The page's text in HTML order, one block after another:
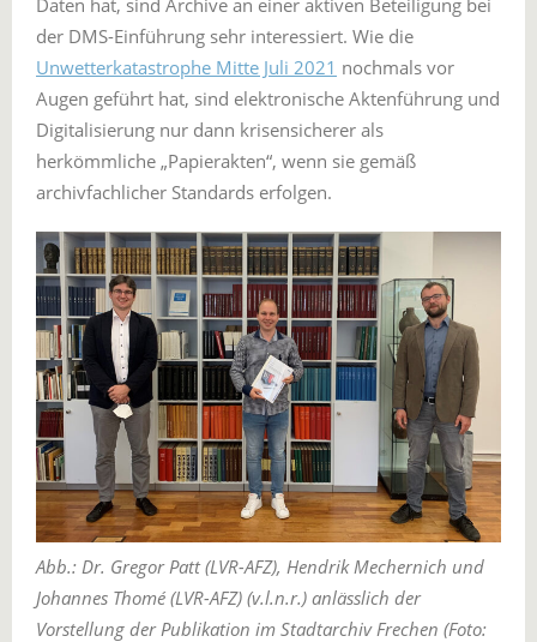
Daten hat, sind Archive an einer aktiven Beteiligung bei
der DMS-Einführung sehr interessiert. Wie die
Unwetterkatastrophe Mitte Juli 2021 nochmals vor
Augen geführt hat, sind elektronische Aktenführung und
Digitalisierung nur dann krisensicherer als
herkömmliche „Papierakten“, wenn sie gemäß
archivfachlicher Standards erfolgen.
Abb.: Dr. Gregor Patt (LVR-AFZ), Hendrik Mechernich und
Johannes Thomé (LVR-AFZ) (v.l.n.r.) anlässlich der
Vorstellung der Publikation im Stadtarchiv Frechen (Foto: